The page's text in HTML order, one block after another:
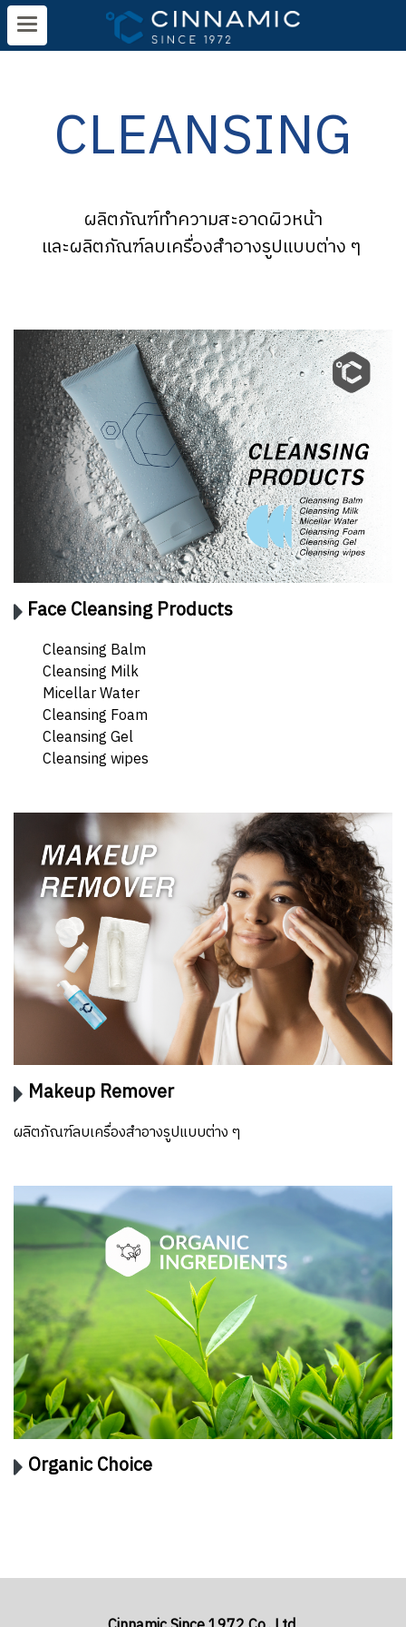
CLEANSING
ผลิตภัณฑ์ทำความสะอาดผิวหน้า
และผลิตภัณฑ์ลบเครื่องสำอางรูปแบบต่าง ๆ
Face Cleansing Products
Cleansing Balm
Cleansing Milk
Micellar Water
Cleansing Foam
Cleansing Gel
Cleansing wipes
Makeup Remover
ผลิตภัณฑ์ลบเครื่องสำอางรูปแบบต่าง ๆ
Organic Choice